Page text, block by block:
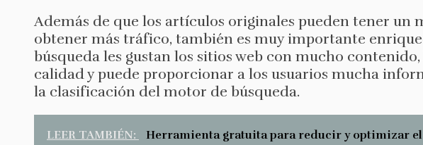
Además de que los artículos originales pueden tener un
obtener más tráfico, también es muy importante
búsqueda les gustan los sitios web con mucho
calidad y puede proporcionar a los usuarios mucha
la clasificación del motor de búsqueda.
LEER TAMBIÉN:
Herramienta gratuita para reducir y optimizar el